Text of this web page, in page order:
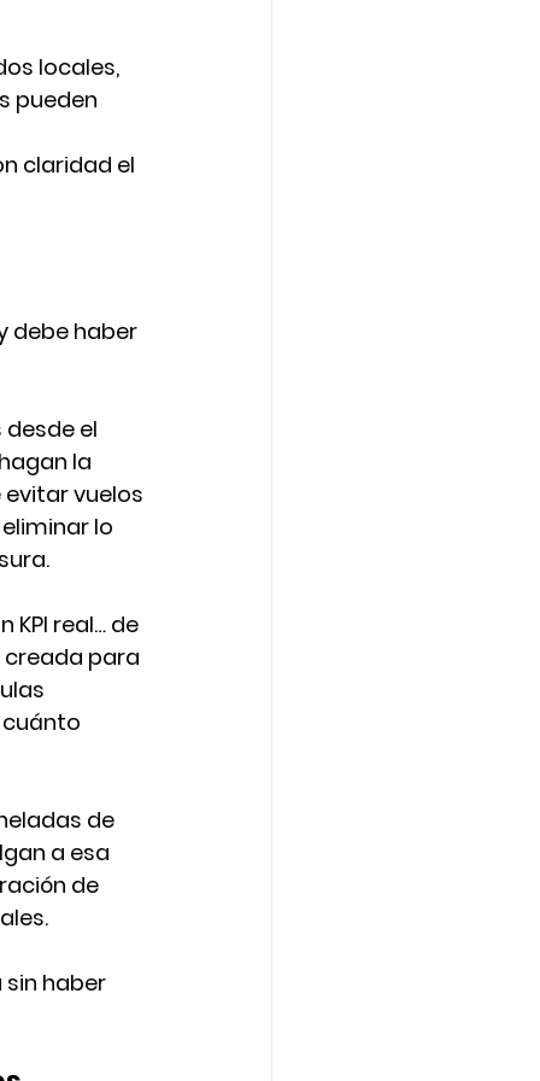
locales,
pueden
claridad el
debe haber
el
la
evitar vuelos
eliminar lo
real… de
creada para
de
a esa
de
sin haber